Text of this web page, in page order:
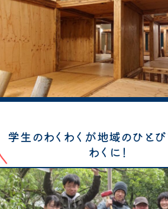
学生のわくわくが地域のひとび
わくに！